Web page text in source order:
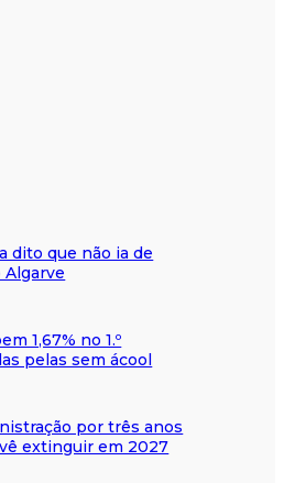
dito que não ia de
Algarve
1,67% no 1.º
pelas sem ácool
por três anos
extinguir em 2027